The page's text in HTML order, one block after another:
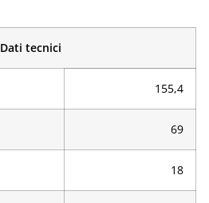
Dati tecnici
155,4
69
18